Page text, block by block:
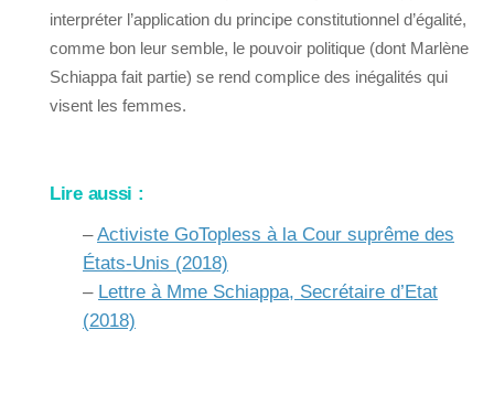
interpréter l’application du principe constitutionnel d’égalité,
comme bon leur semble, le pouvoir politique (dont Marlène
Schiappa fait partie) se rend complice des inégalités qui
visent les femmes.
Lire aussi :
–Activiste GoTopless à la Cour suprême des
États-Unis (2018)
– Lettre à Mme Schiappa, Secrétaire d’Etat
(2018)